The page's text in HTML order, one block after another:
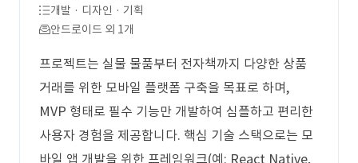
개발 · 디자인 · 기획
안드로이드 외 1개
프로젝트는 실물 물품부터 전자책까지 다양한 상품
거래를 위한 모바일 플랫폼 구축을 목표로 하며,
MVP 형태로 필수 기능만 개발하여 심플하고 편리한
사용자 경험을 제공합니다. 핵심 기술 스택으로는 모
바일 앱 개발을 위한 프레임워크(예: React Native,